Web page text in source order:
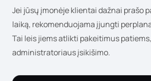
Jei jūsų įmonėje klientai dažnai prašo
laiką, rekomenduojama įjungti
Tai leis jiems atlikti pakeitimus
administratoriaus įsikišimo.